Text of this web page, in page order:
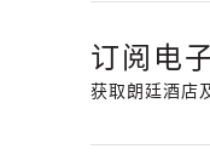
订阅电
获取朗廷酒店